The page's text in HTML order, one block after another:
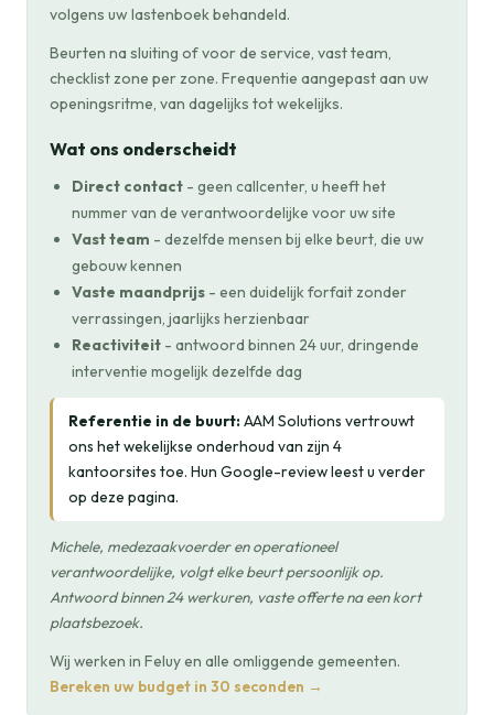
volgens uw lastenboek behandeld.
Beurten na sluiting of voor de service, vast team,
checklist zone per zone. Frequentie aangepast aan uw
openingsritme, van dagelijks tot wekelijks.
Wat ons onderscheidt
Direct contact - geen callcenter, u heeft het
nummer van de verantwoordelijke voor uw site
Vast team - dezelfde mensen bij elke beurt, die uw
gebouw kennen
Vaste maandprijs - een duidelijk forfait zonder
verrassingen, jaarlijks herzienbaar
Reactiviteit - antwoord binnen 24 uur, dringende
interventie mogelijk dezelfde dag
Referentie in de buurt:AAM Solutions vertrouwt
ons het wekelijkse onderhoud van zijn 4
kantoorsites toe. Hun Google-review leest u verder
op deze pagina.
Michele, medezaakvoerder en operationeel
verantwoordelijke, volgt elke beurt persoonlijk op.
Antwoord binnen 24 werkuren, vaste offerte na een kort
plaatsbezoek.
Wij werken in Feluy en alle omliggende gemeenten.
Bereken uw budget in 30 seconden →